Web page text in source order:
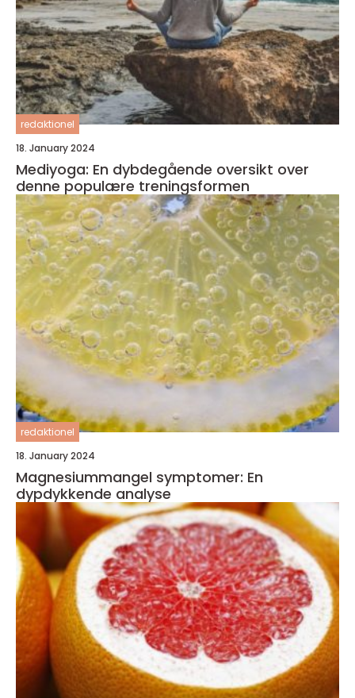
redaktionel
18. January 2024
Mediyoga: En dybdegående oversikt over
denne populære treningsformen
redaktionel
18. January 2024
Magnesiummangel symptomer: En
dypdykkende analyse